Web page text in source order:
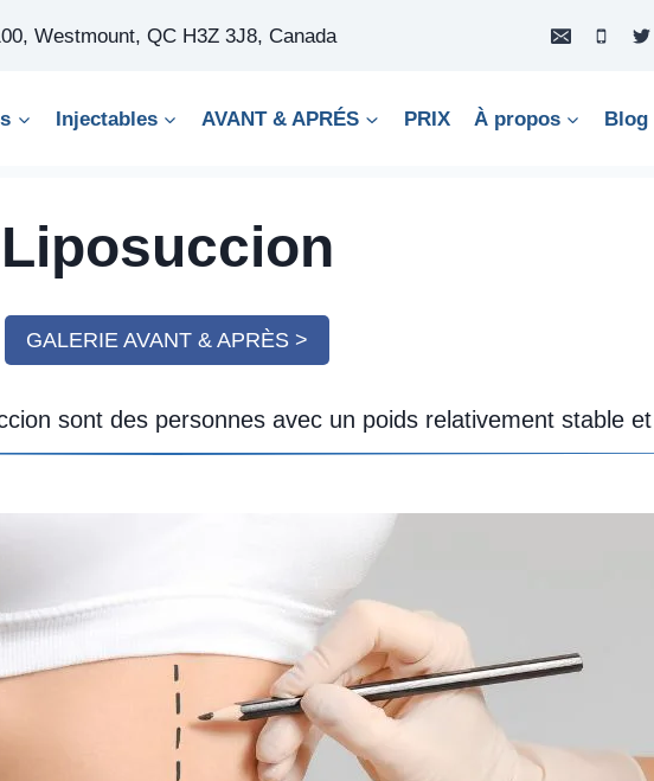
Westmount, QC H3Z 3J8, Canada
Injectables AVANT & APRÉS PRIX À propos Blog
Liposuccion
GALERIE AVANT & APRÈS >
sont des personnes avec un poids relativement stable et